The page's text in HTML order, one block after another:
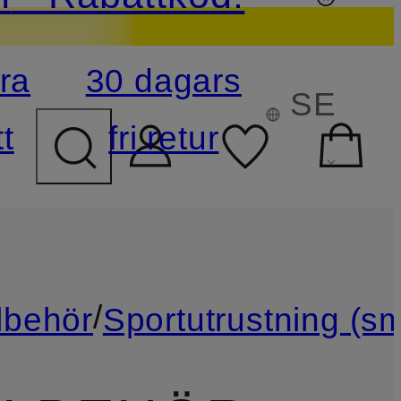
30 dagars
fri retur
SE
/Sportutrustning